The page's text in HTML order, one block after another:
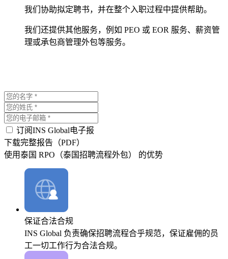
我们协助拟定聘书，并在整个入职过程中提供帮助。
我们还提供其他服务，例如 PEO 或 EOR 服务、薪资管
理或承包商管理外包等服务。
订阅INS Global电子报
下载完整报告（PDF）
使用泰国 RPO（泰国招聘流程外包） 的优势
保证合法合规
INS Global 负责确保招聘流程合乎规范，保证雇佣的员
工一切工作行为合法合规。